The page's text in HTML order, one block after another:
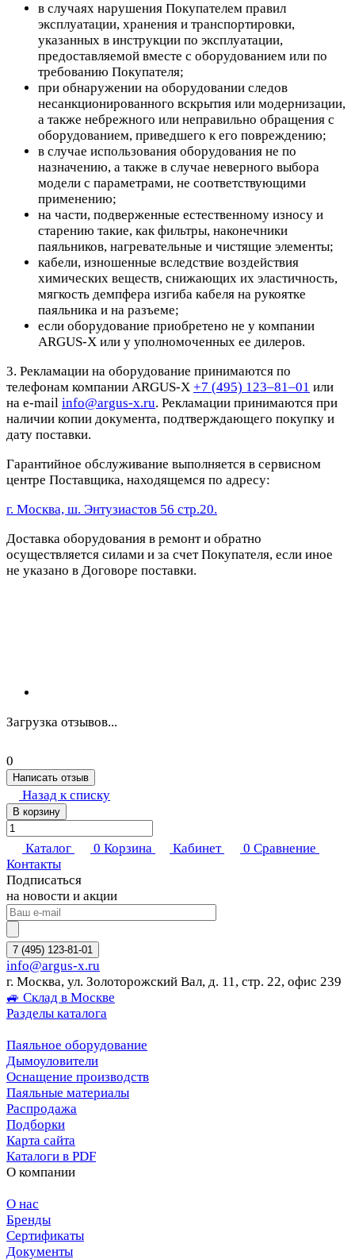
в случаях нарушения Покупателем правил
эксплуатации, хранения и транспортировки,
указанных в инструкции по эксплуатации,
предоставляемой вместе с оборудованием или по
требованию Покупателя;
при обнаружении на оборудовании следов
несанкционированного вскрытия или модернизации,
а также небрежного или неправильно обращения с
оборудованием, приведшего к его повреждению;
в случае использования оборудования не по
назначению, а также в случае неверного выбора
модели с параметрами, не соответствующими
применению;
на части, подверженные естественному износу и
старению такие, как фильтры, наконечники
паяльников, нагревательные и чистящие элементы;
кабели, изношенные вследствие воздействия
химических веществ, снижающих их эластичность,
мягкость демпфера изгиба кабеля на рукоятке
паяльника и на разъеме;
если оборудование приобретено не у компании
ARGUS-X или у уполномоченных ее дилеров.
3. Рекламации на оборудование принимаются по
телефонам компании ARGUS-X +7 (495) 123–81–01 или
на e-mail info@argus-x.ru. Рекламации принимаются при
наличии копии документа, подтверждающего покупку и
дату поставки.
Гарантийное обслуживание выполняется в сервисном
центре Поставщика, находящемся по адресу:
г. Москва, ш. Энтузиастов 56 стр.20.
Доставка оборудования в ремонт и обратно
осуществляется силами и за счет Покупателя, если иное
не указано в Договоре поставки.
Загрузка отзывов...
0
Написать отзыв
Назад к списку
В корзину
Каталог 0 Корзина Кабинет 0 Сравнение
Контакты
Подписаться
на новости и акции
7 (495) 123-81-01
info@argus-x.ru
г. Москва, ул. Золоторожский Вал, д. 11, стр. 22, офис 239
🚙 Склад в Москве
Разделы каталога
Паяльное оборудование
Дымоуловители
Оснащение производств
Паяльные материалы
Распродажа
Подборки
Карта сайта
Каталоги в PDF
О компании
О нас
Бренды
Сертификаты
Документы